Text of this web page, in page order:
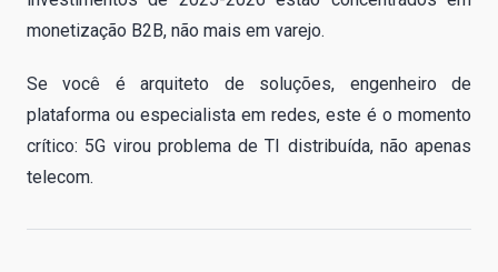
monetização B2B, não mais em varejo.
Se você é arquiteto de soluções, engenheiro de
plataforma ou especialista em redes, este é o momento
crítico: 5G virou problema de TI distribuída, não apenas
telecom.